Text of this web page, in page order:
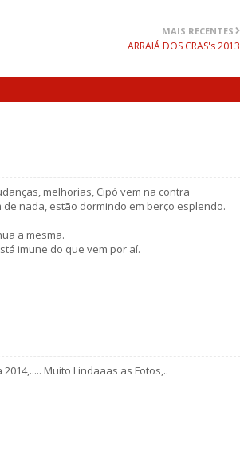
MAIS RECENTES
ARRAIÁ DOS CRAS's 2013
melhorias, Cipó vem na contra
nada, estão dormindo em berço esplendo.
a mesma.
imune do que vem por aí.
Muito Lindaaas as Fotos,..